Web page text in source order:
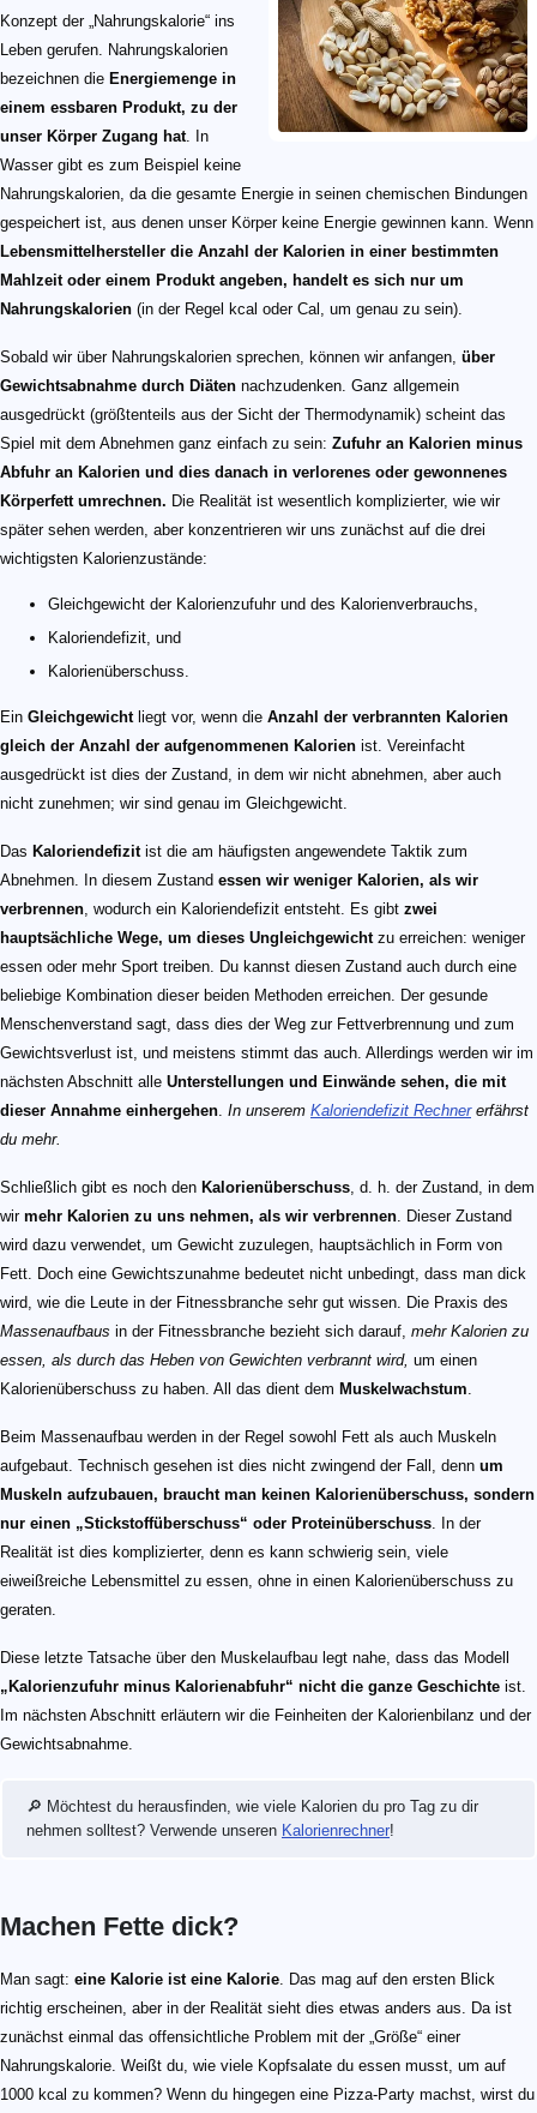
Konzept der „Nahrungskalorie“ ins
Leben gerufen. Nahrungskalorien
bezeichnen die Energiemenge in
einem essbaren Produkt, zu der
unser Körper Zugang hat. In
Wasser gibt es zum Beispiel keine
Nahrungskalorien, da die gesamte Energie in seinen chemischen Bindungen
gespeichert ist, aus denen unser Körper keine Energie gewinnen kann. Wenn
Lebensmittelhersteller die Anzahl der Kalorien in einer bestimmten
Mahlzeit oder einem Produkt angeben, handelt es sich nur um
Nahrungskalorien (in der Regel kcal oder Cal, um genau zu sein).
Sobald wir über Nahrungskalorien sprechen, können wir anfangen, über
Gewichtsabnahme durch Diäten nachzudenken. Ganz allgemein
ausgedrückt (größtenteils aus der Sicht der Thermodynamik) scheint das
Spiel mit dem Abnehmen ganz einfach zu sein: Zufuhr an Kalorien minus
Abfuhr an Kalorien und dies danach in verlorenes oder gewonnenes
Körperfett umrechnen. Die Realität ist wesentlich komplizierter, wie wir
später sehen werden, aber konzentrieren wir uns zunächst auf die drei
wichtigsten Kalorienzustände:
Gleichgewicht der Kalorienzufuhr und des Kalorienverbrauchs,
Kaloriendefizit, und
Kalorienüberschuss.
Ein Gleichgewichtliegt vor, wenn die Anzahl der verbrannten Kalorien
gleich der Anzahl der aufgenommenen Kalorien ist. Vereinfacht
ausgedrückt ist dies der Zustand, in dem wir nicht abnehmen, aber auch
nicht zunehmen; wir sind genau im Gleichgewicht.
Das Kaloriendefizitist die am häufigsten angewendete Taktik zum
Abnehmen. In diesem Zustand essen wir weniger Kalorien, als wir
verbrennen, wodurch ein Kaloriendefizit entsteht. Es gibt zwei
hauptsächliche Wege, um dieses Ungleichgewichtzu erreichen: weniger
essen oder mehr Sport treiben. Du kannst diesen Zustand auch durch eine
beliebige Kombination dieser beiden Methoden erreichen. Der gesunde
Menschenverstand sagt, dass dies der Weg zur Fettverbrennung und zum
Gewichtsverlust ist, und meistens stimmt das auch. Allerdings werden wir im
nächsten Abschnitt alle Unterstellungen und Einwände sehen, die mit
dieser Annahme einhergehen. In unserem Kaloriendefizit Rechnererfährst
du mehr.
Schließlich gibt es noch den Kalorienüberschuss, d. h. der Zustand, in dem
wir mehr Kalorien zu uns nehmen, als wir verbrennen. Dieser Zustand
wird dazu verwendet, um Gewicht zuzulegen, hauptsächlich in Form von
Fett. Doch eine Gewichtszunahme bedeutet nicht unbedingt, dass man dick
wird, wie die Leute in der Fitnessbranche sehr gut wissen. Die Praxis des
Massenaufbaus in der Fitnessbranche bezieht sich darauf, mehr Kalorien zu
essen, als durch das Heben von Gewichten verbrannt wird, um einen
Kalorienüberschuss zu haben. All das dient dem Muskelwachstum.
Beim Massenaufbau werden in der Regel sowohl Fett als auch Muskeln
aufgebaut. Technisch gesehen ist dies nicht zwingend der Fall, denn um
Muskeln aufzubauen, braucht man keinen Kalorienüberschuss, sondern
nur einen „Stickstoffüberschuss“ oder Proteinüberschuss. In der
Realität ist dies komplizierter, denn es kann schwierig sein, viele
eiweißreiche Lebensmittel zu essen, ohne in einen Kalorienüberschuss zu
geraten.
Diese letzte Tatsache über den Muskelaufbau legt nahe, dass das Modell
„Kalorienzufuhr minus Kalorienabfuhr“ nicht die ganze Geschichte ist.
Im nächsten Abschnitt erläutern wir die Feinheiten der Kalorienbilanz und der
Gewichtsabnahme.
🔎 Möchtest du herausfinden, wie viele Kalorien du pro Tag zu dir
nehmen solltest? Verwende unseren Kalorienrechner!
Machen Fette dick?
Man sagt: eine Kalorie ist eine Kalorie. Das mag auf den ersten Blick
richtig erscheinen, aber in der Realität sieht dies etwas anders aus. Da ist
zunächst einmal das offensichtliche Problem mit der „Größe“ einer
Nahrungskalorie. Weißt du, wie viele Kopfsalate du essen musst, um auf
1000 kcal zu kommen? Wenn du hingegen eine Pizza-Party machst, wirst du